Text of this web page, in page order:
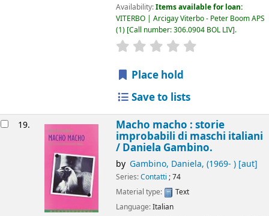
Availability:Items available for loan:
VITERBO | Arcigay Viterbo - Peter Boom APS
(1) Call number:306.0904 BOL LIV .
star rating
Place hold
Save to lists
19. Macho macho : storie
improbabili di maschi italiani
/ Daniela Gambino.
by Gambino, Daniela, (1969- )[aut]
Series:Contatti ; 74
Material type:
Text
Language:Italian